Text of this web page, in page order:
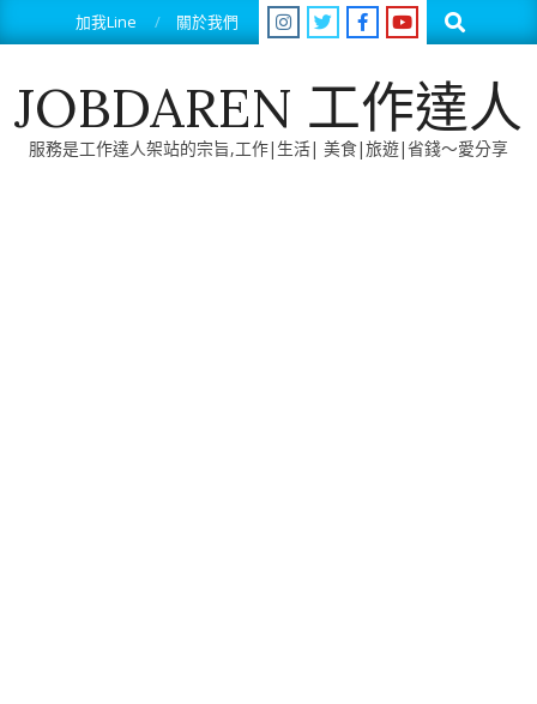
to
加我Line 關於我們 Search
JOBDAREN 工作達人
服務是工作達人架站的宗旨,工作|生活| 美食|旅遊|省錢～愛分享